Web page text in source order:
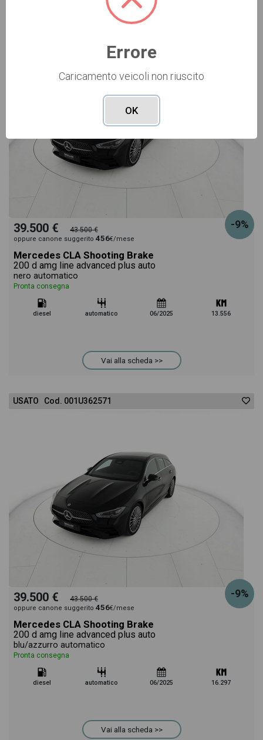
-9%
39.500 € 43.500 €
oppure canone suggerito 456€/mese
Mercedes CLA Shooting Brake
200 d amg line advanced plus auto
nero automatico
Pronta consegna
diesel automatico 06/2025 13.556
Vai alla scheda >>
USATO Cod. 001U362571
-9%
39.500 € 43.500 €
oppure canone suggerito 456€/mese
Mercedes CLA Shooting Brake
200 d amg line advanced plus auto
blu/azzurro automatico
Pronta consegna
diesel automatico 06/2025 16.297
Vai alla scheda >>
Errore
Caricamento veicoli non riuscito
OK